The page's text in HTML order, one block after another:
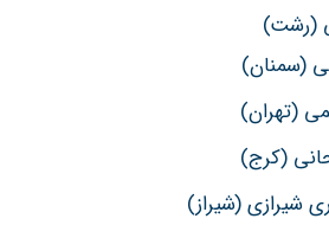
(رشت)
(سمنان)
(تهران)
(کرج)
شیرازی (شیراز)